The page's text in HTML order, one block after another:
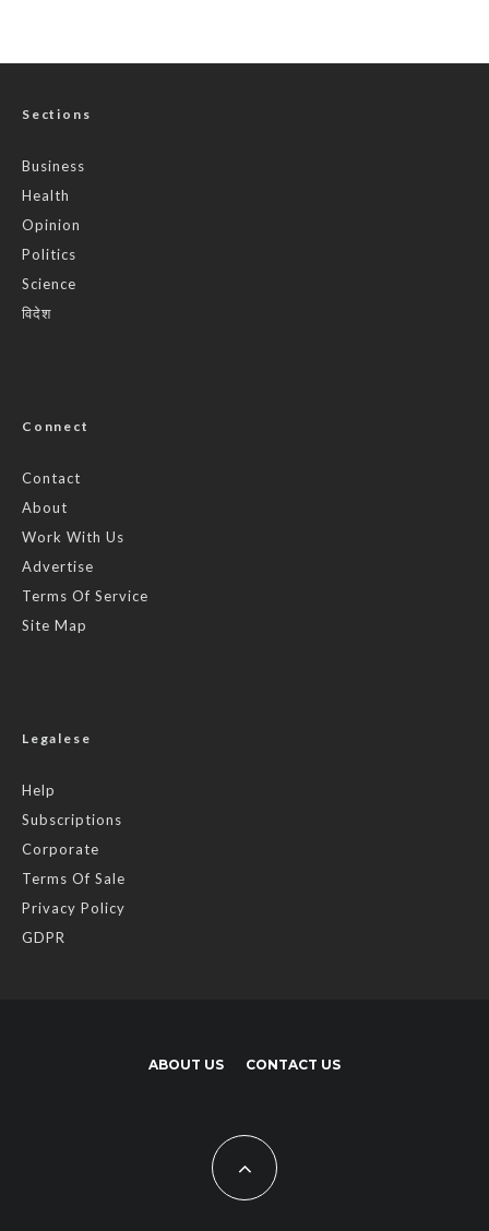
Sections
Business
Health
Opinion
Politics
Science
विदेश
Connect
Contact
About
Work With Us
Advertise
Terms Of Service
Site Map
Legalese
Help
Subscriptions
Corporate
Terms Of Sale
Privacy Policy
GDPR
ABOUT US CONTACT US